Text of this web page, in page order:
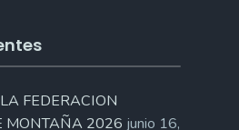
FEDERACION
MONTAÑA 2026 junio 16,